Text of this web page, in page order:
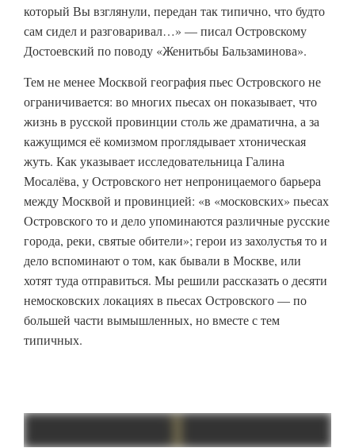
который Вы взглянули, передан так типично, что будто
сам сидел и разговаривал…» — писал Островскому
Достоевский по поводу «Женитьбы Бальзаминова».
Тем не менее Москвой география пьес Островского не
ограничивается: во многих пьесах он показывает, что
жизнь в русской провинции столь же драматична, а за
кажущимся её комизмом проглядывает хтоническая
жуть. Как указывает исследовательница Галина
Мосалёва, у Островского нет непроницаемого барьера
между Москвой и провинцией: «в «московских» пьесах
Островского то и дело упоминаются различные русские
города, реки, святые обители»; герои из захолустья то и
дело вспоминают о том, как бывали в Москве, или
хотят туда отправиться. Мы решили рассказать о десяти
немосковских локациях в пьесах Островского — по
большей части вымышленных, но вместе с тем
типичных.